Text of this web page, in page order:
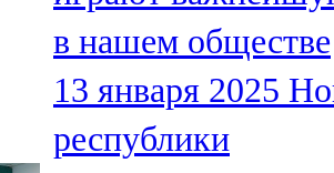
Яңа чишмә
107,0 FM
Яр Чаллы
в нашем обществе
13 января 2025
республики